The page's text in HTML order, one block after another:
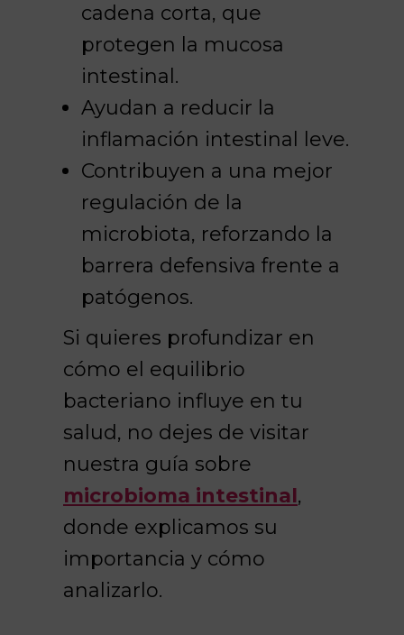
cadena corta, que
protegen la mucosa
intestinal.
Ayudan a reducir la
inflamación intestinal leve.
Contribuyen a una mejor
regulación de la
microbiota, reforzando la
barrera defensiva frente a
patógenos.
Si quieres profundizar en
cómo el equilibrio
bacteriano influye en tu
salud, no dejes de visitar
nuestra guía sobre
microbioma intestinal,
donde explicamos su
importancia y cómo
analizarlo.